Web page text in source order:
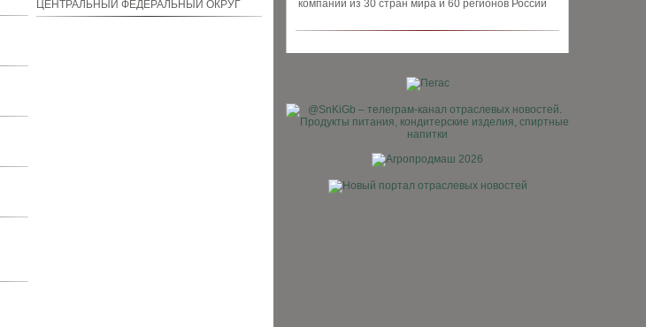
компаний из 30 стран мира и 60 регионов России
ЦЕНТРАЛЬНЫЙ ФЕДЕРАЛЬНЫЙ ОКРУГ